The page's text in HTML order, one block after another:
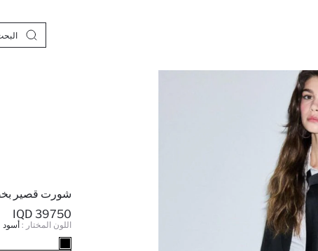
شورت قصير
39750 IQD
اللون المختار : أسود